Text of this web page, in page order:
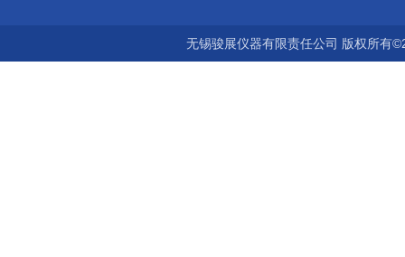
无锡骏展仪器有限责任公司 版权所有